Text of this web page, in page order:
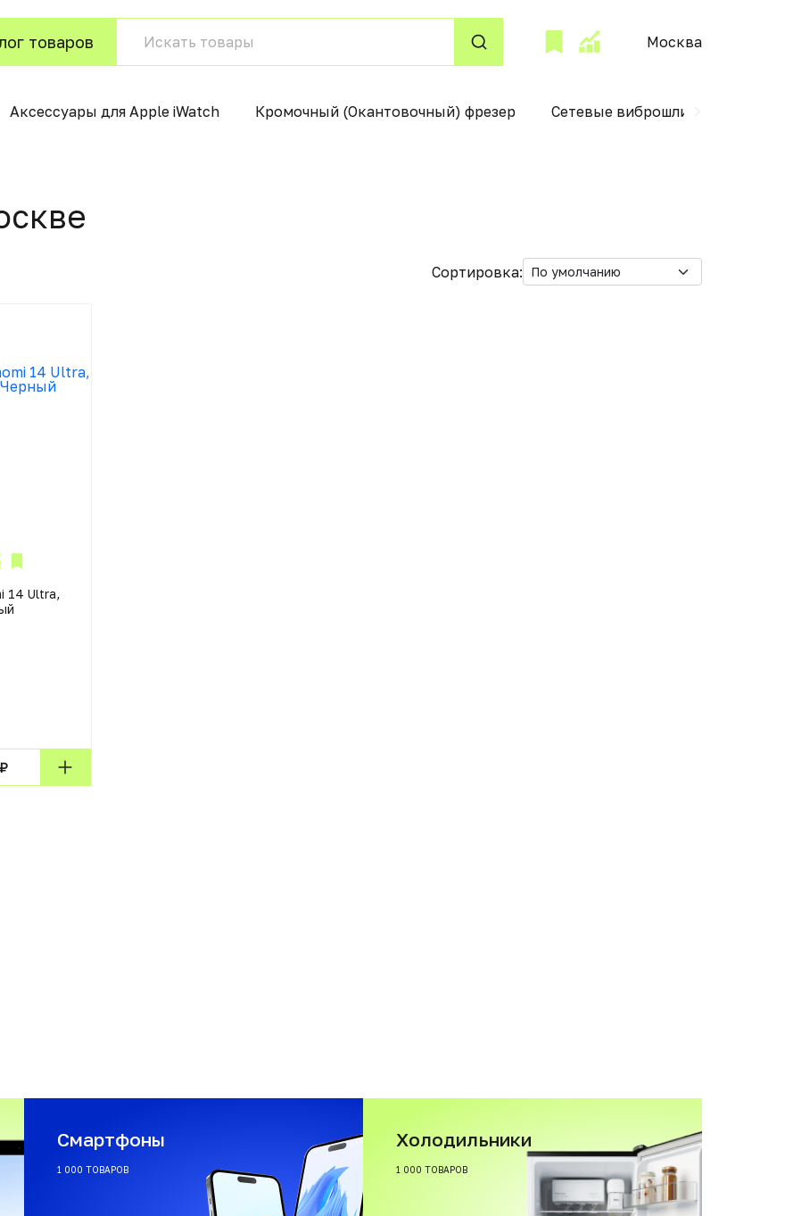
товаров Москва
Аксессуары для Apple iWatch Кромочный (Окантовочный) фрезер Сетевые виброшлифмашины
Сортировка:
14 Ultra,
Смартфоны
1 000 ТОВАРОВ
Холодильники
1 000 ТОВАРОВ